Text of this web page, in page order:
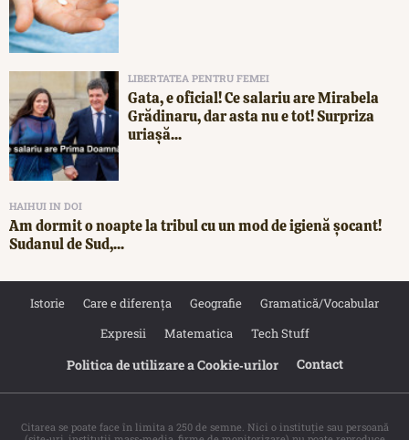
LIBERTATEA PENTRU FEMEI
Gata, e oficial! Ce salariu are Mirabela
Grădinaru, dar asta nu e tot! Surpriza
uriașă...
HAIHUI IN DOI
Am dormit o noapte la tribul cu un mod de igienă șocant!
Sudanul de Sud,...
Istorie Care e diferența Geografie
Gramatică/Vocabular
Expresii
Matematica Tech Stuff
Politica de utilizare a Cookie‐urilor Contact
Citarea se poate face în limita a 250 de semne. Nici o instituţie sau persoană